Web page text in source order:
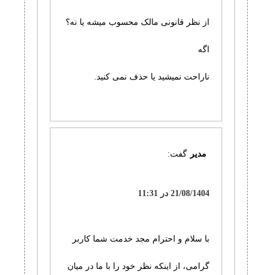
از نظر قانونی مالک محسوب میشه یا نه؟
اگه
ناراحت نمیشید یا حذف نمی کنید.
مدیر گفت:
21/08/1404 در 11:31
با سلام و احترام مجد خدمت شما کاربر
گرامی، از اینکه نظر خود را با ما در میان